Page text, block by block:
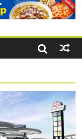
พร้อม